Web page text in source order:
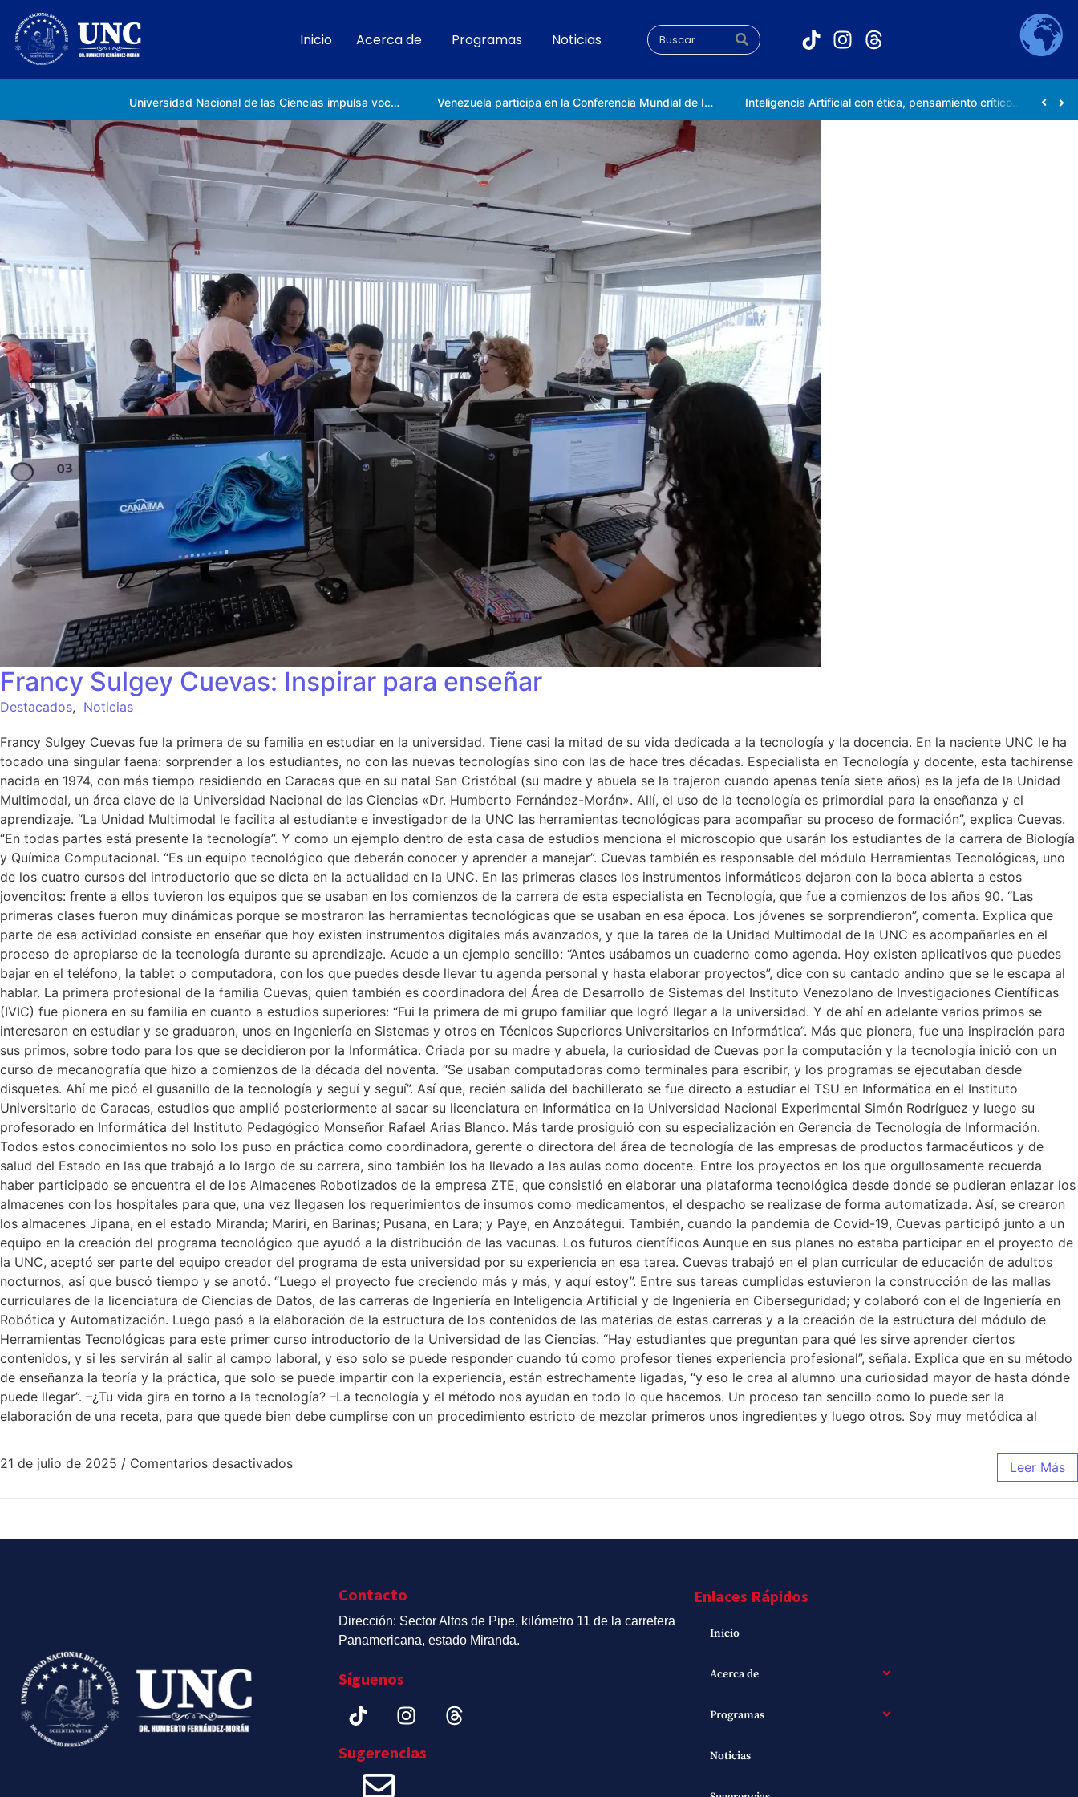
Inicio Acerca de Programas Noticias
Universidad Nacional de las Ciencias impulsa vocaciones científicas en la Expoferia de Oportunidades de Estudio 2026 Venezuela participa en la Conferencia Mundial de Inteligencia Artificial en Shanghái Inteligencia Artificial con ética, pensamiento crítico y compromiso social
Francy Sulgey Cuevas: Inspirar para enseñar
Destacados, Noticias
Francy Sulgey Cuevas fue la primera de su familia en estudiar en la universidad. Tiene casi la mitad de su vida dedicada a la tecnología y la docencia. En la naciente UNC le ha
tocado una singular faena: sorprender a los estudiantes, no con las nuevas tecnologías sino con las de hace tres décadas. Especialista en Tecnología y docente, esta tachirense
nacida en 1974, con más tiempo residiendo en Caracas que en su natal San Cristóbal (su madre y abuela se la trajeron cuando apenas tenía siete años) es la jefa de la Unidad
Multimodal, un área clave de la Universidad Nacional de las Ciencias «Dr. Humberto Fernández-Morán». Allí, el uso de la tecnología es primordial para la enseñanza y el
aprendizaje. “La Unidad Multimodal le facilita al estudiante e investigador de la UNC las herramientas tecnológicas para acompañar su proceso de formación”, explica Cuevas.
“En todas partes está presente la tecnología”. Y como un ejemplo dentro de esta casa de estudios menciona el microscopio que usarán los estudiantes de la carrera de Biología
y Química Computacional. “Es un equipo tecnológico que deberán conocer y aprender a manejar”. Cuevas también es responsable del módulo Herramientas Tecnológicas, uno
de los cuatro cursos del introductorio que se dicta en la actualidad en la UNC. En las primeras clases los instrumentos informáticos dejaron con la boca abierta a estos
jovencitos: frente a ellos tuvieron los equipos que se usaban en los comienzos de la carrera de esta especialista en Tecnología, que fue a comienzos de los años 90. “Las
primeras clases fueron muy dinámicas porque se mostraron las herramientas tecnológicas que se usaban en esa época. Los jóvenes se sorprendieron”, comenta. Explica que
parte de esa actividad consiste en enseñar que hoy existen instrumentos digitales más avanzados, y que la tarea de la Unidad Multimodal de la UNC es acompañarles en el
proceso de apropiarse de la tecnología durante su aprendizaje. Acude a un ejemplo sencillo: “Antes usábamos un cuaderno como agenda. Hoy existen aplicativos que puedes
bajar en el teléfono, la tablet o computadora, con los que puedes desde llevar tu agenda personal y hasta elaborar proyectos”, dice con su cantado andino que se le escapa al
hablar. La primera profesional de la familia Cuevas, quien también es coordinadora del Área de Desarrollo de Sistemas del Instituto Venezolano de Investigaciones Científicas
(IVIC) fue pionera en su familia en cuanto a estudios superiores: “Fui la primera de mi grupo familiar que logró llegar a la universidad. Y de ahí en adelante varios primos se
interesaron en estudiar y se graduaron, unos en Ingeniería en Sistemas y otros en Técnicos Superiores Universitarios en Informática”. Más que pionera, fue una inspiración para
sus primos, sobre todo para los que se decidieron por la Informática. Criada por su madre y abuela, la curiosidad de Cuevas por la computación y la tecnología inició con un
curso de mecanografía que hizo a comienzos de la década del noventa. “Se usaban computadoras como terminales para escribir, y los programas se ejecutaban desde
disquetes. Ahí me picó el gusanillo de la tecnología y seguí y seguí”. Así que, recién salida del bachillerato se fue directo a estudiar el TSU en Informática en el Instituto
Universitario de Caracas, estudios que amplió posteriormente al sacar su licenciatura en Informática en la Universidad Nacional Experimental Simón Rodríguez y luego su
profesorado en Informática del Instituto Pedagógico Monseñor Rafael Arias Blanco. Más tarde prosiguió con su especialización en Gerencia de Tecnología de Información.
Todos estos conocimientos no solo los puso en práctica como coordinadora, gerente o directora del área de tecnología de las empresas de productos farmacéuticos y de
salud del Estado en las que trabajó a lo largo de su carrera, sino también los ha llevado a las aulas como docente. Entre los proyectos en los que orgullosamente recuerda
haber participado se encuentra el de los Almacenes Robotizados de la empresa ZTE, que consistió en elaborar una plataforma tecnológica desde donde se pudieran enlazar los
almacenes con los hospitales para que, una vez llegasen los requerimientos de insumos como medicamentos, el despacho se realizase de forma automatizada. Así, se crearon
los almacenes Jipana, en el estado Miranda; Mariri, en Barinas; Pusana, en Lara; y Paye, en Anzoátegui. También, cuando la pandemia de Covid-19, Cuevas participó junto a un
equipo en la creación del programa tecnológico que ayudó a la distribución de las vacunas. Los futuros científicos Aunque en sus planes no estaba participar en el proyecto de
la UNC, aceptó ser parte del equipo creador del programa de esta universidad por su experiencia en esa tarea. Cuevas trabajó en el plan curricular de educación de adultos
nocturnos, así que buscó tiempo y se anotó. “Luego el proyecto fue creciendo más y más, y aquí estoy”. Entre sus tareas cumplidas estuvieron la construcción de las mallas
curriculares de la licenciatura de Ciencias de Datos, de las carreras de Ingeniería en Inteligencia Artificial y de Ingeniería en Ciberseguridad; y colaboró con el de Ingeniería en
Robótica y Automatización. Luego pasó a la elaboración de la estructura de los contenidos de las materias de estas carreras y a la creación de la estructura del módulo de
Herramientas Tecnológicas para este primer curso introductorio de la Universidad de las Ciencias. “Hay estudiantes que preguntan para qué les sirve aprender ciertos
contenidos, y si les servirán al salir al campo laboral, y eso solo se puede responder cuando tú como profesor tienes experiencia profesional”, señala. Explica que en su método
de enseñanza la teoría y la práctica, que solo se puede impartir con la experiencia, están estrechamente ligadas, “y eso le crea al alumno una curiosidad mayor de hasta dónde
puede llegar”. –¿Tu vida gira en torno a la tecnología? –La tecnología y el método nos ayudan en todo lo que hacemos. Un proceso tan sencillo como lo puede ser la
elaboración de una receta, para que quede bien debe cumplirse con un procedimiento estricto de mezclar primeros unos ingredientes y luego otros. Soy muy metódica al
21 de julio de 2025 / Comentarios desactivados Leer Más
Contacto
Dirección: Sector Altos de Pipe, kilómetro 11 de la carretera
Panamericana, estado Miranda.
Síguenos
Sugerencias
Enlaces Rápidos
Inicio
Acerca de
Programas
Noticias